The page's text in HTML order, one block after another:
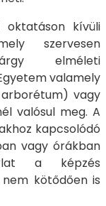
kívüli
szervesen
elméleti
valamely
vagy
valósul meg. A
kapcsolódó
vagy órákban
a képzés
kötődően is